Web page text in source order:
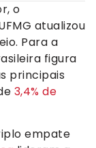
o
atualizou
Para a
figura
principais
3,4% de
empate